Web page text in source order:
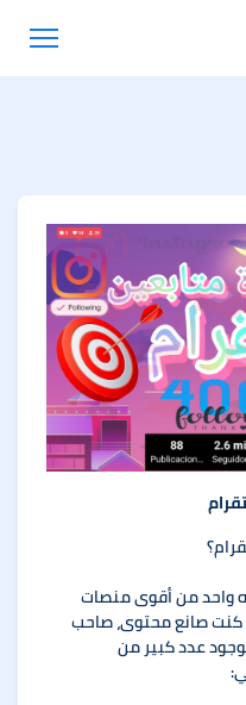
واحد من أقوى منصات
كنت صانع محتوى، صاحب
عدد كبير من